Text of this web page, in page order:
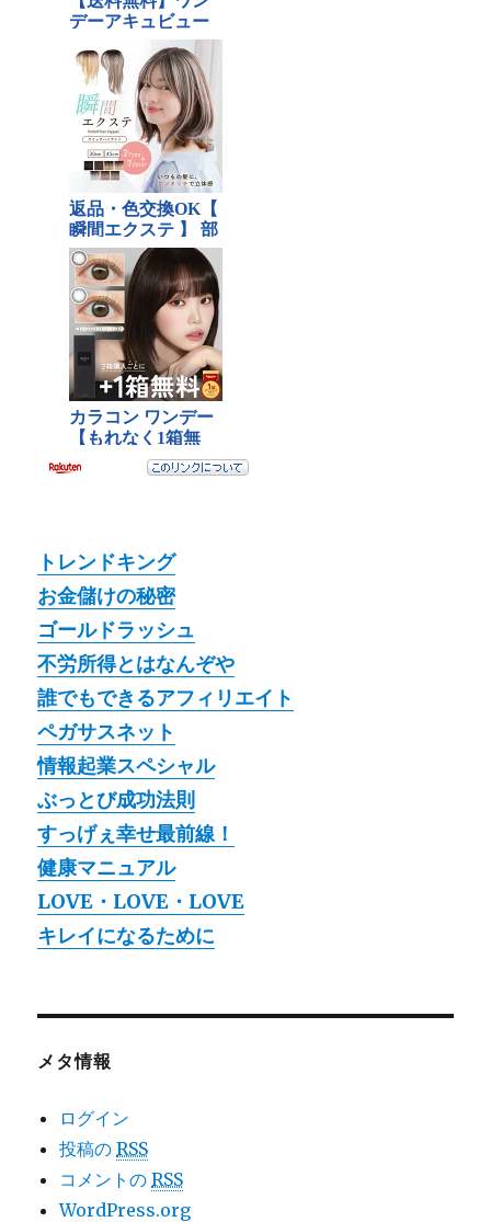
トレンドキング
お金儲けの秘密
ゴールドラッシュ
不労所得とはなんぞや
誰でもできるアフィリエイト
ペガサスネット
情報起業スペシャル
ぶっとび成功法則
すっげぇ幸せ最前線！
健康マニュアル
LOVE・LOVE・LOVE
キレイになるために
メタ情報
ログイン
投稿のRSS
コメントのRSS
WordPress.org